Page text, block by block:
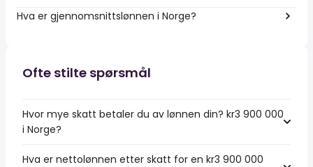
Hva er gjennomsnittslønnen i Norge?
Ofte stilte spørsmål
Hvor mye skatt betaler du av lønnen din? kr3 900 000
i Norge?
Hva er nettolønnen etter skatt for en kr3 900 000